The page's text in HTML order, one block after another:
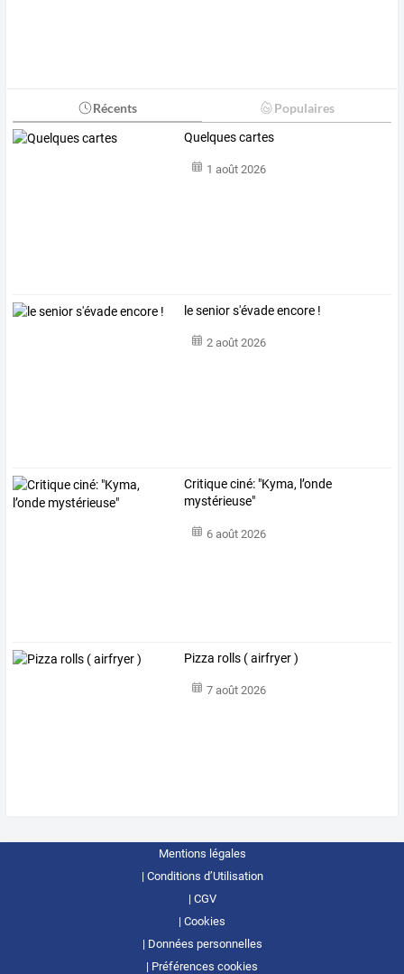
Récents Populaires
Quelques cartes
1 août 2026
le senior s'évade encore !
2 août 2026
Critique ciné: "Kyma, l’onde
mystérieuse"
6 août 2026
Pizza rolls ( airfryer )
7 août 2026
Mentions légales
Conditions d’Utilisation
CGV
Cookies
Données personnelles
Préférences cookies